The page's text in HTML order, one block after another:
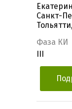
Санкт-
Фаза КИ